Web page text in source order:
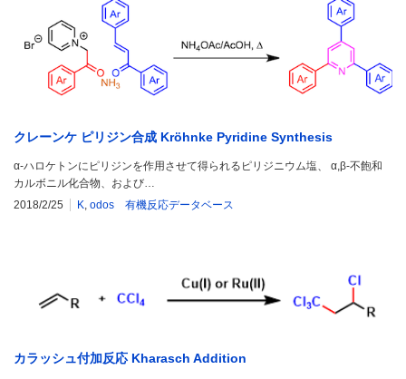
クレーンケ ピリジン合成 Kröhnke Pyridine Synthesis
α-ハロケトンにピリジンを作用させて得られるピリジニウム塩、 α,β-不飽和
カルボニル化合物、および…
2018/2/25
K, odos 有機反応データベース
カラッシュ付加反応 Kharasch Addition